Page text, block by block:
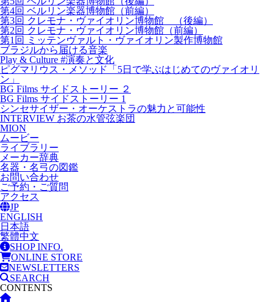
第4回 ベルリン楽器博物館（前編）
第3回 クレモナ・ヴァイオリン博物館 （後編）
第2回 クレモナ・ヴァイオリン博物館（前編）
第1回 ミッテンヴァルト・ヴァイオリン製作博物館
ブラジルから届ける音楽
Play & Culture #演奏と文化
ピグマリウス・メソッド「5日で学ぶはじめてのヴァイオリ
ン」
BG Films サイドストーリー ２
BG Films サイドストーリー 1
シンセサイザー・オーケストラの魅力と可能性
INTERVIEW お茶の水管弦楽団
MION
ムービー
ライブラリー
メーカー辞典
名器・名弓の図鑑
お問い合わせ
ご予約・ご質問
アクセス
JP
ENGLISH
日本語
繁體中文
SHOP INFO.
ONLINE STORE
NEWSLETTERS
SEARCH
CONTENTS